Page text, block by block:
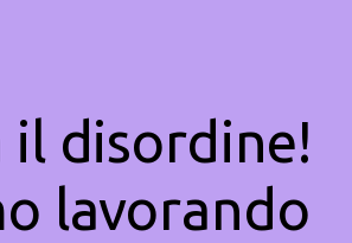
il disordine!
lavorando